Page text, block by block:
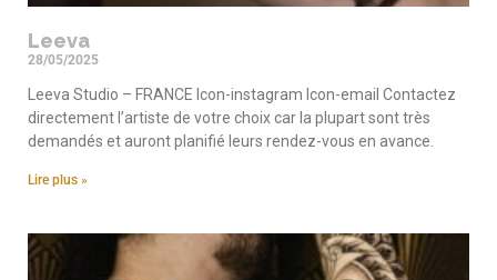
Leeva
28/05/2025
Leeva Studio – FRANCE Icon-instagram Icon-email Contactez
directement l’artiste de votre choix car la plupart sont très
demandés et auront planifié leurs rendez-vous en avance.
Lire plus »